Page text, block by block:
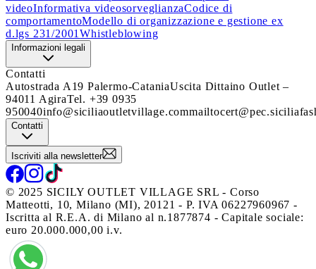
videoInformativa videosorveglianzaCodice di
comportamentoModello di organizzazione e gestione ex
d.lgs 231/2001Whistleblowing
Informazioni legali
Contatti
Autostrada A19 Palermo-CataniaUscita Dittaino Outlet –
94011 AgiraTel. +39 0935
950040info@siciliaoutletvillage.com
Contatti
Iscriviti alla newsletter
© 2025 SICILY OUTLET VILLAGE SRL - Corso
Matteotti, 10, Milano (MI), 20121 - P. IVA 06227960967 -
Iscritta al R.E.A. di Milano al n.1877874 - Capitale sociale:
euro 20.000.000,00 i.v.